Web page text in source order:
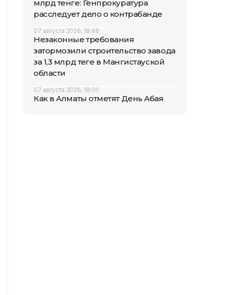
млрд тенге: Генпрокуратура
расследует дело о контрабанде
07 августа 2026, 18:48
Незаконные требования
затормозили строительство завода
за 1,3 млрд теңге в Мангистауской
области
07 августа 2026, 18:00
Как в Алматы отметят День Абая